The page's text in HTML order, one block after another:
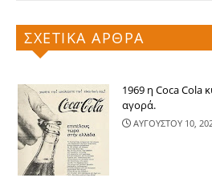
ΣΧΕΤΙΚΑ ΑΡΘΡΑ
1969 η Coca Cola
αγορά.
ΑΥΓΟΥΣΤΟΥ 10,